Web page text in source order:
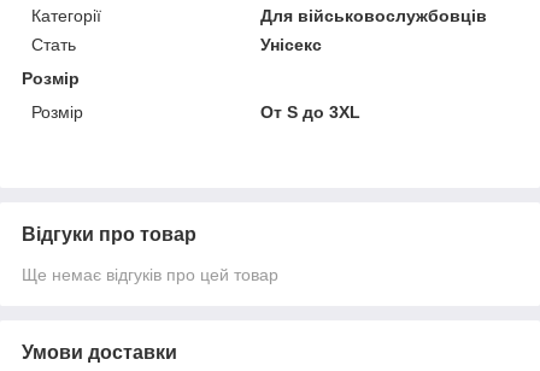
Категорії
Для військовослужбовців
Стать
Унісекс
Розмір
Розмір
От S до 3XL
Відгуки про товар
Ще немає відгуків про цей товар
Умови доставки